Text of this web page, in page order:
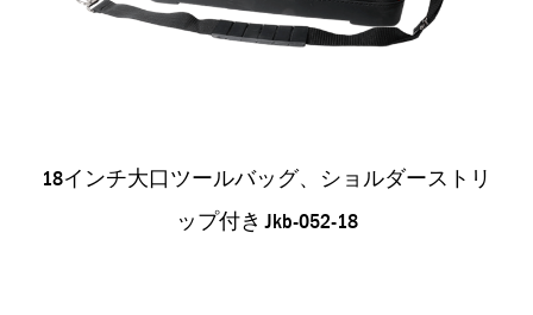
18インチ大口ツールバッグ、ショルダーストリ
ップ付き Jkb-052-18